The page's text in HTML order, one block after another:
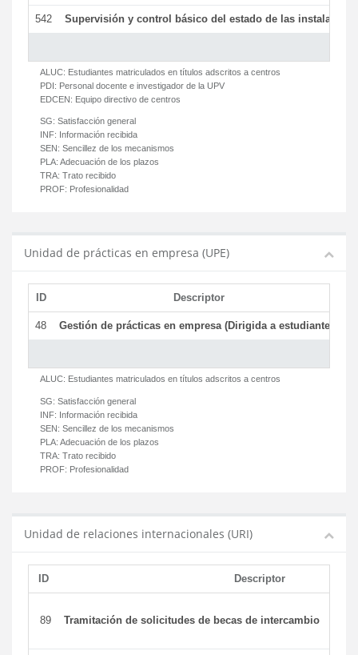
542 Supervisión y control básico del estado de las
ALUC: Estudiantes matriculados en títulos adscritos a centros
PDI: Personal docente e investigador de la UPV
EDCEN: Equipo directivo de centros
SG: Satisfacción general
INF: Información recibida
SEN: Sencillez de los mecanismos
PLA: Adecuación de los plazos
TRA: Trato recibido
PROF: Profesionalidad
Unidad de prácticas en empresa (UPE)
ID Descriptor
48 Gestión de prácticas en empresa (Dirigida a estudiantes)
ALUC: Estudiantes matriculados en títulos adscritos a centros
SG: Satisfacción general
INF: Información recibida
SEN: Sencillez de los mecanismos
PLA: Adecuación de los plazos
TRA: Trato recibido
PROF: Profesionalidad
Unidad de relaciones internacionales (URI)
ID Descriptor
89 Tramitación de solicitudes de becas de intercambio